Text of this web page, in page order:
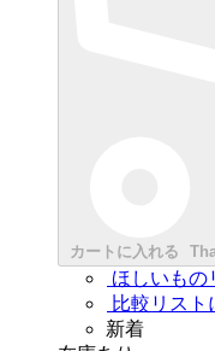
カートに入れる
ほしいもの
比較リスト
新着